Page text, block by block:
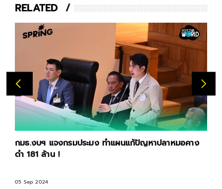
RELATED
กมธ.งบฯ แจงกรมประมง ทำแผนแก้ปัญหาปลาหมอคาง
ดำ 181 ล้าน !
05 Sep 2024